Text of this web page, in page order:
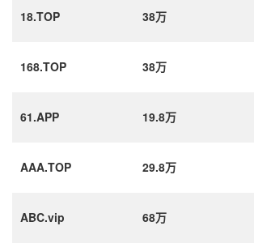
18.TOP 38万
168.TOP 38万
61.APP 19.8万
AAA.TOP 29.8万
ABC.vip 68万